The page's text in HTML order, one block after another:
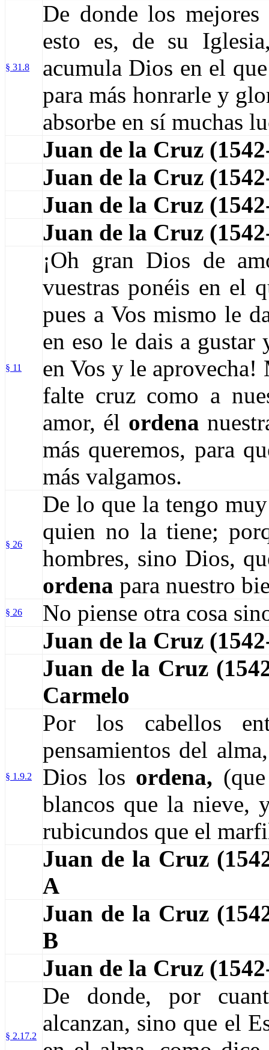
§ 31.8
De donde los
esto es, de su
acumula Dios en el
para más honrarle y
absorbe en sí muchas
Juan de la Cruz
Juan de la Cruz
Juan de la Cruz
Juan de la Cruz
§ 11
¡Oh gran Dios de
vuestras ponéis en el
pues a Vos mismo le
en eso le dais a
en Vos y le aprovecha!
falte cruz como a
amor, él ordena
más queremos, para
más valgamos.
§ 26
De lo que la tengo
quien no la tiene;
hombres, sino Dios,
ordena para nuestro
§ 26
No piense otra cosa
Juan de la Cruz
Juan de la Cruz
Carmelo
§ 1.9.2
Por los cabellos
pensamientos del
Dios los ordena,
blancos que la nieve,
rubicundos que el
Juan de la Cruz
A
Juan de la Cruz
B
Juan de la Cruz
§ 2.17.2
De donde, por
alcanzan, sino que el